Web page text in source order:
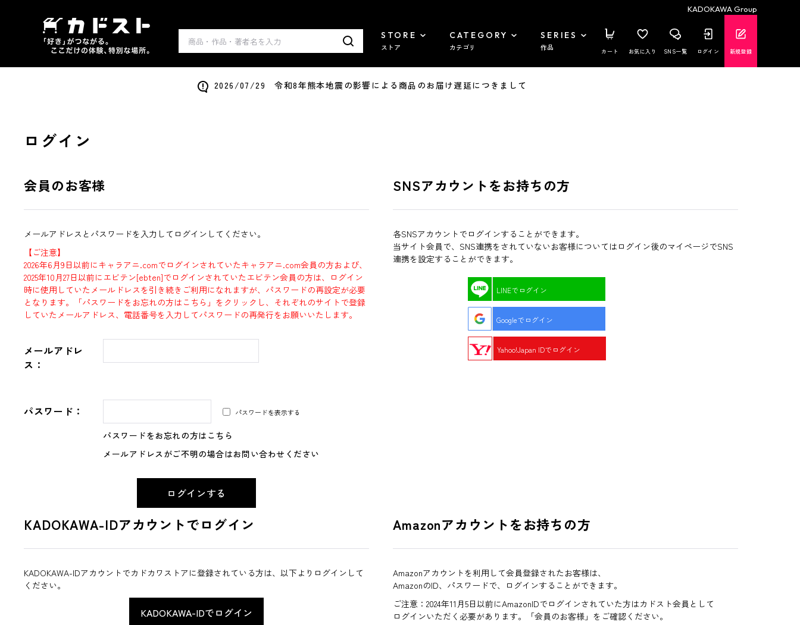
KADOKAWA Group
STORE
ストア
CATEGORY
カテゴリ
SERIES
作品 カート お気に入り SNS一覧 ログイン 新規登録
2026/07/29 令和8年熊本地震の影響による商品のお届け遅延につきまして
ログイン
会員のお客様
メールアドレスとパスワードを入力してログインしてください。
【ご注意】
2026年6月9日以前にキャラアニ.comでログインされていたキャラアニ.com会員の方および、
2025年10月27日以前にエビテン[ebten]でログインされていたエビテン会員の方は、ログイン
時に使用していたメールドレスを引き続きご利用になれますが、パスワードの再設定が必要
となります。「パスワードをお忘れの方はこちら」をクリックし、それぞれのサイトで登録
していたメールアドレス、電話番号を入力してパスワードの再発行をお願いいたします。
メールアドレ
ス：
パスワード： パスワードを表示する
パスワードをお忘れの方はこちら
メールアドレスがご不明の場合はお問い合わせください
KADOKAWA-IDアカウントでログイン
KADOKAWA-IDアカウントでカドカワストアに登録されている方は、以下よりログインして
ください。
SNSアカウントをお持ちの方
各SNSアカウントでログインすることができます。
当サイト会員で、SNS連携をされていないお客様についてはログイン後のマイページでSNS
連携を設定することができます。
LINEでログイン
Googleでログイン
Yahoo!Japan IDでログイン
Amazonアカウントをお持ちの方
Amazonアカウントを利用して会員登録されたお客様は、
AmazonのID、パスワードで、ログインすることができます。
ご注意：2024年11月5日以前にAmazonIDでログインされていた方はカドスト会員として
ログインいただく必要があります。「会員のお客様」をご確認ください。